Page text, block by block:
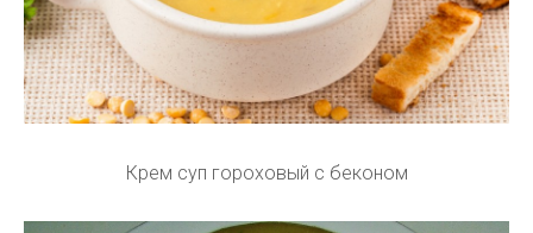
Крем суп гороховый с беконом